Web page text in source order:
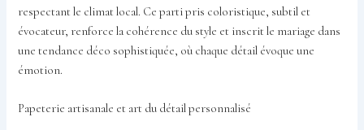
respectant le climat local. Ce parti pris coloristique, subtil et
évocateur, renforce la cohérence du style et inscrit le mariage dans
une tendance déco sophistiquée, où chaque détail évoque une
émotion.
Papeterie artisanale et art du détail personnalisé